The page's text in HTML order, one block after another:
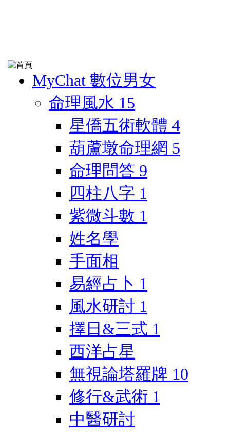
MyChat 數位男女
命理風水 15
星僑五術軟體 4
葫蘆墩命理網 5
命理問答 9
四柱八字 1
紫微斗數 1
姓名學
手面相
易經占卜 1
風水研討 1
擇日&三式 1
西洋占星
無視論塔羅牌 10
修行&武術 1
中醫研討